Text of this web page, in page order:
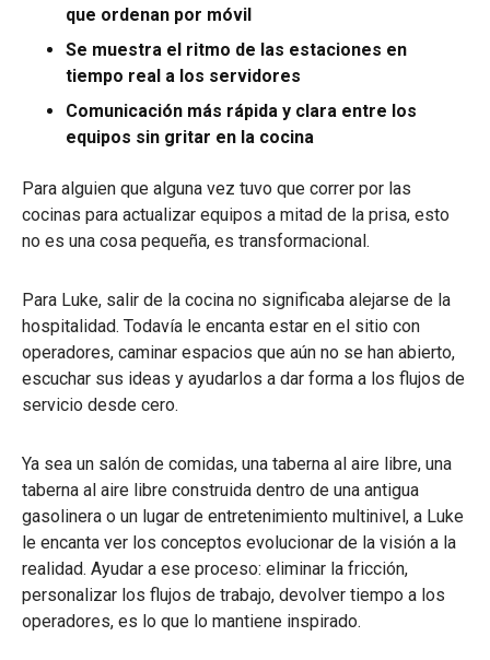
que ordenan por móvil
Se muestra el ritmo de las estaciones en
tiempo real a los servidores
Comunicación más rápida y clara entre los
equipos sin gritar en la cocina
Para alguien que alguna vez tuvo que correr por las
cocinas para actualizar equipos a mitad de la prisa, esto
no es una cosa pequeña, es transformacional.
Para Luke, salir de la cocina no significaba alejarse de la
hospitalidad. Todavía le encanta estar en el sitio con
operadores, caminar espacios que aún no se han abierto,
escuchar sus ideas y ayudarlos a dar forma a los flujos de
servicio desde cero.
Ya sea un salón de comidas, una taberna al aire libre, una
taberna al aire libre construida dentro de una antigua
gasolinera o un lugar de entretenimiento multinivel, a Luke
le encanta ver los conceptos evolucionar de la visión a la
realidad. Ayudar a ese proceso: eliminar la fricción,
personalizar los flujos de trabajo, devolver tiempo a los
operadores, es lo que lo mantiene inspirado.